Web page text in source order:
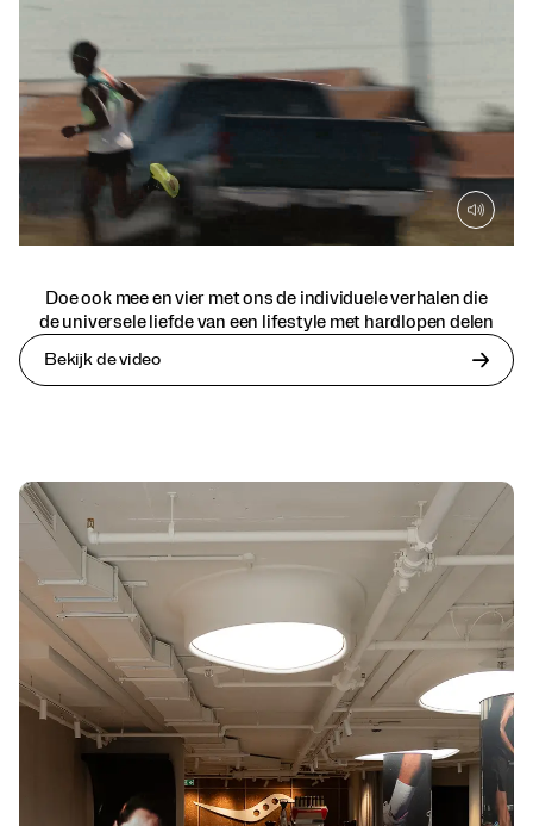
Doe ook mee en vier met ons de individuele verhalen die
de universele liefde van een lifestyle met hardlopen delen
Bekijk de video